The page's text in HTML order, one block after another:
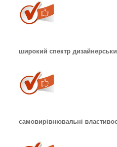
широкий спектр
самовирівнювальні